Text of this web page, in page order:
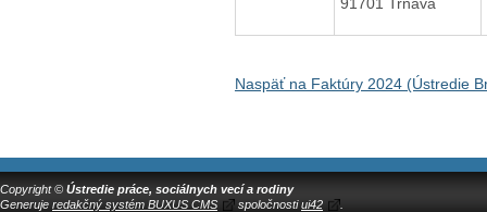
Naspäť na Faktúry 2024 (Ústredie
Copyright © Ústredie práce, sociálnych vecí a rodiny
Generuje redakčný systém BUXUS CMS spoločnostiui42